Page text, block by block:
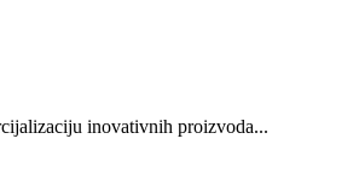
inovativnih proizvoda...